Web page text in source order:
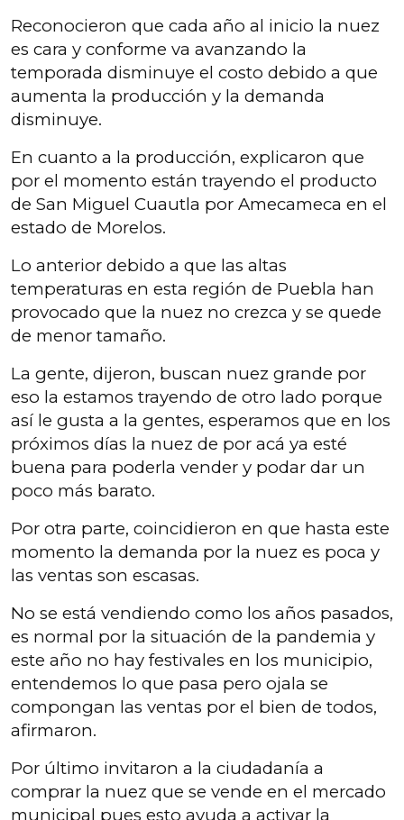
Reconocieron que cada año al inicio la nuez
es cara y conforme va avanzando la
temporada disminuye el costo debido a que
aumenta la producción y la demanda
disminuye.
En cuanto a la producción, explicaron que
por el momento están trayendo el producto
de San Miguel Cuautla por Amecameca en el
estado de Morelos.
Lo anterior debido a que las altas
temperaturas en esta región de Puebla han
provocado que la nuez no crezca y se quede
de menor tamaño.
La gente, dijeron, buscan nuez grande por
eso la estamos trayendo de otro lado porque
así le gusta a la gentes, esperamos que en los
próximos días la nuez de por acá ya esté
buena para poderla vender y podar dar un
poco más barato.
Por otra parte, coincidieron en que hasta este
momento la demanda por la nuez es poca y
las ventas son escasas.
No se está vendiendo como los años pasados,
es normal por la situación de la pandemia y
este año no hay festivales en los municipio,
entendemos lo que pasa pero ojala se
compongan las ventas por el bien de todos,
afirmaron.
Por último invitaron a la ciudadanía a
comprar la nuez que se vende en el mercado
municipal pues esto ayuda a activar la